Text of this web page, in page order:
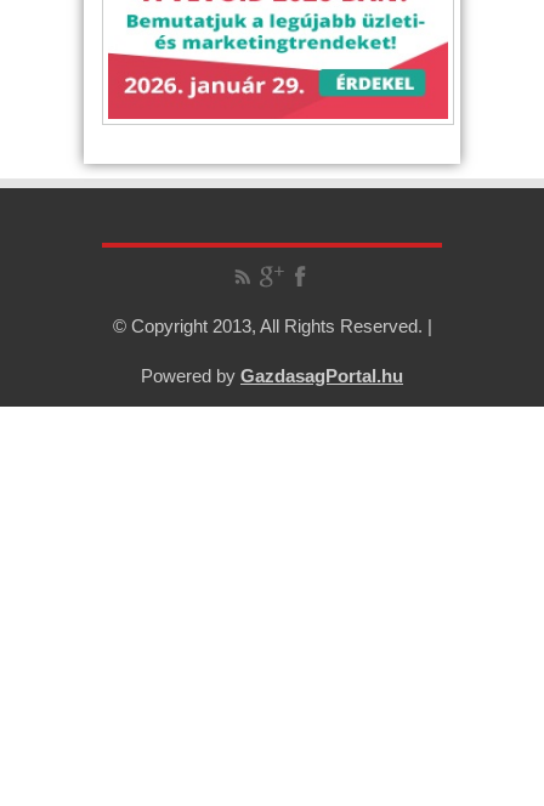
© Copyright 2013, All Rights Reserved. |
Powered by GazdasagPortal.hu